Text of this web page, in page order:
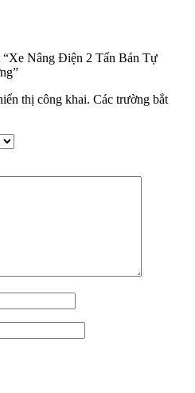
“Xe Nâng Điện 2 Tấn Bán Tự
thị công khai. Các trường bắt